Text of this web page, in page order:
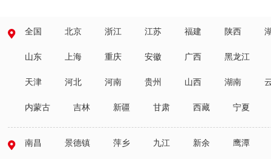
全国 北京 浙江 江苏 福建 陕西
山东 上海 重庆 安徽 广西 黑龙江
天津 河北 河南 贵州 山西 湖南
内蒙古 吉林 新疆 甘肃 西藏 宁夏
南昌 景德镇 萍乡 九江 新余 鹰潭